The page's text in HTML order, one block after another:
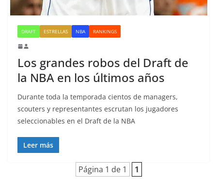
DRAFT ESTRELLAS NBA RANKINGS
Los grandes robos del Draft de
la NBA en los últimos años
Durante toda la temporada cientos de managers,
scouters y representantes escrutan los jugadores
seleccionables en el Draft de la NBA
Leer más
Página 1 de 1 1